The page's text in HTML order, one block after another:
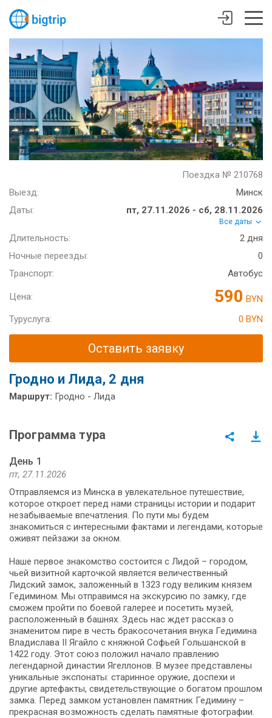
Поездка № 210768
Выезд:
Минск
Даты:
пт, 27.11.2026 - сб, 28.11.2026
Все даты
Длительность:
2 дня
Ночные переезды:
0
Транспорт:
Автобус
Цена: 590 BYN
Туруслуга:
0 BYN
Оставить заявку
Гродно и Лида, 2 дня
Маршрут: Гродно - Лида
Программа тура
День 1
пт, 27.11.2026
Отправляемся из Минска в увлекательное путешествие,
которое откроет перед нами страницы истории и подарит
незабываемые впечатления. По пути мы будем
знакомиться с интересными фактами и легендами, которые
оживят пейзажи за окном.
Наше первое знакомство состоится с Лидой – городом,
чьей визитной карточкой является величественный
Лидский замок, заложенный в 1323 году великим князем
Гедимином. Мы отправимся на экскурсию по замку, где
сможем пройти по боевой галерее и посетить музей,
расположенный в башнях. Здесь нас ждет рассказ о
знаменитом пире в честь бракосочетания внука Гедимина
Владислава II Ягайло с княжной Софьей Гольшанской в
1422 году. Этот союз положил начало правлению
легендарной династии Ягеллонов. В музее представлены
уникальные экспонаты: старинное оружие, доспехи и
другие артефакты, свидетельствующие о богатом прошлом
замка. Перед замком установлен памятник Гедимину –
прекрасная возможность сделать памятные фотографии.